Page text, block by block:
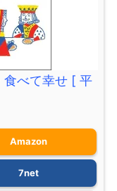
べて幸せ [ 平
Amazon
7net